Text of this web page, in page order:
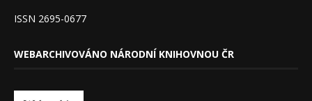
ISSN 2695-0677
WEBARCHIVOVÁNO NÁRODNÍ KNIHOVNOU ČR